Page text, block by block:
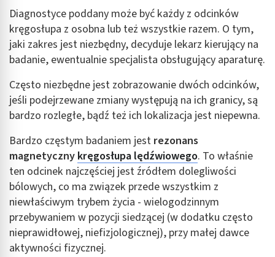
Diagnostyce poddany może być każdy z odcinków
kręgosłupa z osobna lub też wszystkie razem. O tym,
jaki zakres jest niezbędny, decyduje lekarz kierujący na
badanie, ewentualnie specjalista obsługujący aparaturę.
Często niezbędne jest zobrazowanie dwóch odcinków,
jeśli podejrzewane zmiany występują na ich granicy, są
bardzo rozległe, bądź też ich lokalizacja jest niepewna.
Bardzo częstym badaniem jest rezonans
magnetyczny kręgosłupa lędźwiowego. To właśnie
ten odcinek najczęściej jest źródłem dolegliwości
bólowych, co ma związek przede wszystkim z
niewłaściwym trybem życia - wielogodzinnym
przebywaniem w pozycji siedzącej (w dodatku często
nieprawidłowej, niefizjologicznej), przy małej dawce
aktywności fizycznej.